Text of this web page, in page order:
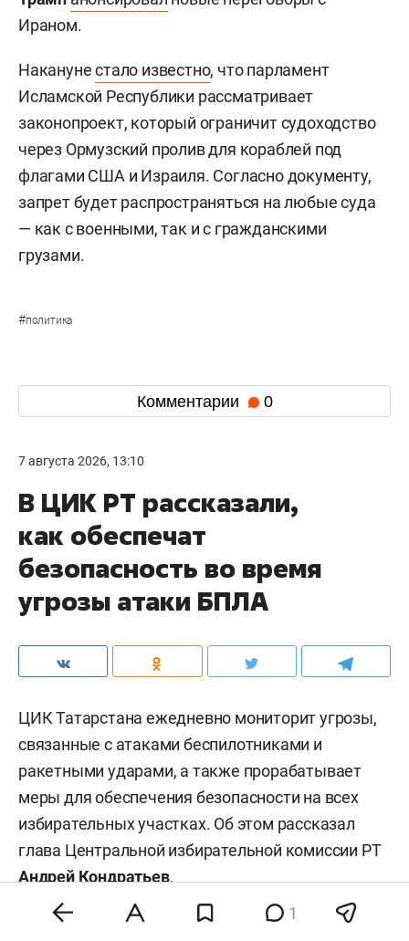
Ираном.
Наканунестало известно, что парламент
Исламской Республики рассматривает
законопроект, который ограничит судоходство
через Ормузский пролив для кораблей под
флагами США и Израиля. Согласно документу,
запрет будет распространяться на любые суда
— как с военными, так и с гражданскими
грузами.
#политика
Комментарии 0
7 августа 2026, 13:10
В ЦИК РТ рассказали,
как обеспечат
безопасность во время
угрозы атаки БПЛА
ЦИК Татарстана ежедневно мониторит угрозы,
связанные с атаками беспилотниками и
ракетными ударами, а также прорабатывает
меры для обеспечения безопасности на всех
избирательных участках. Об этом рассказал
глава Центральной избирательной комиссии РТ
Андрей Кондратьев.
1